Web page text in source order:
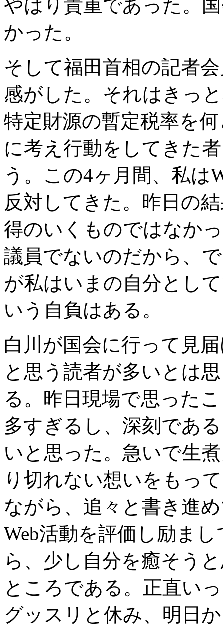
やはり貴重であった。
かった。
そして福田首相の記者
感がした。それはきっ
特定財源の暫定税率を
に考え行動をしてきた
う。この4ヶ月間、私は
反対してきた。昨日の
得のいくものではなか
議員でないのだから、
が私はいまの自分とし
いう自負はある。
白川が国会に行って見
と思う読者が多いとは
る。昨日現場で思った
多すぎるし、深刻であ
いと思った。急いで生
り切れない想いをもっ
ながら、追々と書き進
Web活動を評価し励ま
ら、少し自分を癒そう
ところである。正直い
グッスリと休み、明日